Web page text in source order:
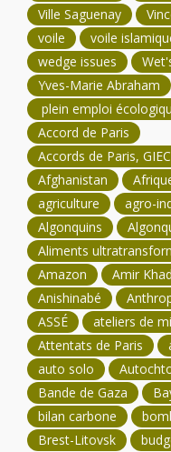
Ville Saguenay
voile
voile
wedge issues
Yves-Marie Abraham
plein emploi
Accord de Paris
Accords de Paris,
Afghanistan
agriculture
agro-
Algonquins
Aliments
Amazon
Amir
Anishinabé
ASSÉ
ateliers de
Attentats de Paris
auto solo
Bande de Gaza
bilan carbone
Brest-Litovsk